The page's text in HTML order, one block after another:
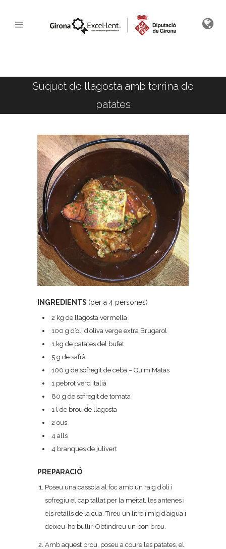
Suquet de llagosta amb terrina de
patates
INGREDIENTS (per a 4 persones)
2 kg de llagosta vermella
100 g d’oli d’oliva verge extra Brugarol
1 kg de patates del bufet
5 g de safrà
100 g de sofregit de ceba – Quim Matas
1 pebrot verd italià
80 g de sofregit de tomata
1 l de brou de llagosta
2 ous
4 alls
4 branques de julivert
PREPARACIÓ
Poseu una cassola al foc amb un raig d’oli i
sofregiu el cap tallat per la meitat, les antenes i
els retalls de la cua. Tireu un litre i mig d’aigua i
deixeu-ho bullir. Obtindreu un bon brou.
Amb aquest brou, poseu a coure les patates, el